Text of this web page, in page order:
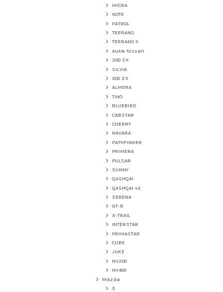
MICRA
NOTE
PATROL
TERRANO
TERRANO II
Autre Nissan
200 SX
SILVIA
300 ZX
ALMERA
TINO
BLUEBIRD
CABSTAR
CHERRY
NAVARA
PATHFINDER
PRIMERA
PULSAR
SUNNY
QASHQAI
QASHQAI +2
SERENA
GT-R
X-TRAIL
INTERSTAR
PRIMASTAR
CUBE
JUKE
NV200
NV400
Mazda
3